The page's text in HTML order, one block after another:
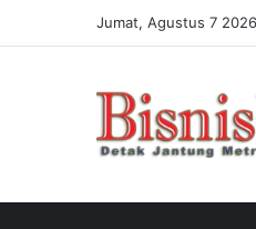
Jumat, Agustus 7 2026